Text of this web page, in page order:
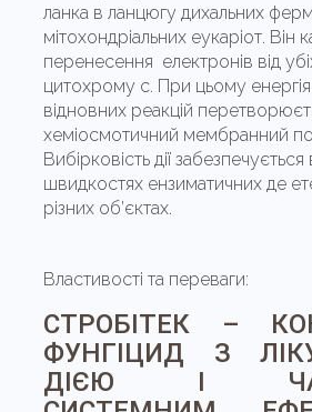
ланка в ланцюгу дихальних
мітохондріальних еукаріот. Він
перенесення електронів від
цитохрому с. При цьому
відновних реакцій
хеміосмотичний мембранний
Вибірковість дії забезпечується
швидкостях ензиматичних де
різних об’єктах.
Властивості та переваги:
СТРОБІТЕК –
ФУНГІЦИД З
ДІЄЮ І